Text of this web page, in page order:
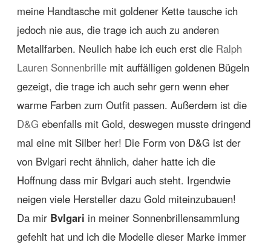
meine Handtasche mit goldener Kette tausche ich
jedoch nie aus, die trage ich auch zu anderen
Metallfarben. Neulich habe ich euch erst die Ralph
Lauren Sonnenbrille mit auffälligen goldenen Bügeln
gezeigt, die trage ich auch sehr gern wenn eher
warme Farben zum Outfit passen. Außerdem ist die
D&G ebenfalls mit Gold, deswegen musste dringend
mal eine mit Silber her! Die Form von D&G ist der
von Bvlgari recht ähnlich, daher hatte ich die
Hoffnung dass mir Bvlgari auch steht. Irgendwie
neigen viele Hersteller dazu Gold miteinzubauen!
Da mir Bvlgari in meiner Sonnenbrillensammlung
gefehlt hat und ich die Modelle dieser Marke immer